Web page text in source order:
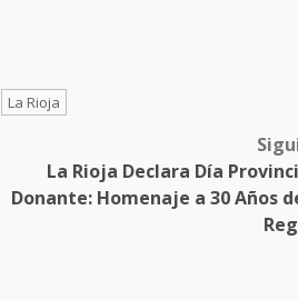
La Rioja
La Rioja Declara Día
Donante: Homenaje a 30 Años